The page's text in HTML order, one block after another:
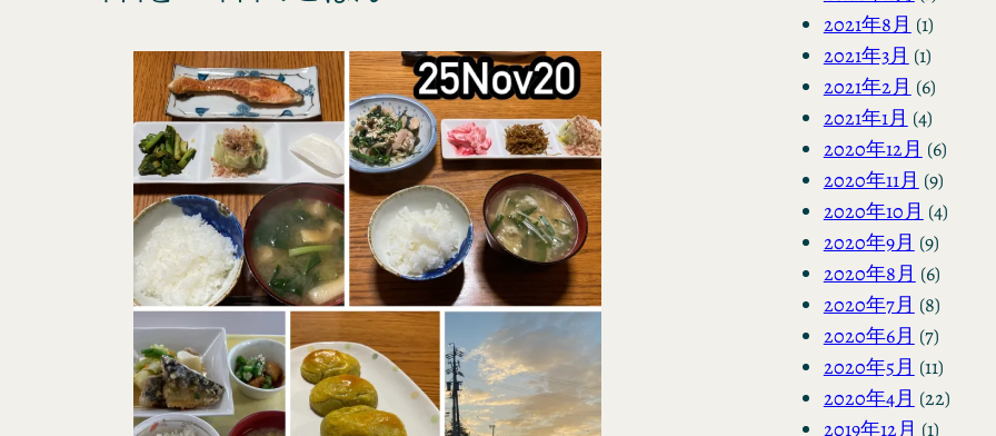
2021年8月 (1)
2021年3月 (1)
2021年2月 (6)
2021年1月 (4)
2020年12月 (6)
2020年11月 (9)
2020年10月 (4)
2020年9月 (9)
2020年8月 (6)
2020年7月 (8)
2020年6月 (7)
2020年5月 (11)
2020年4月 (22)
2019年12月 (1)